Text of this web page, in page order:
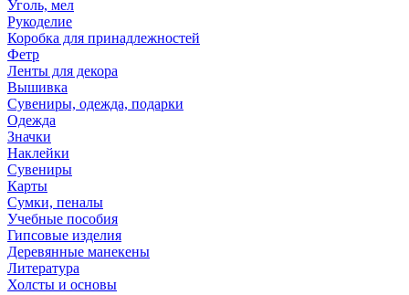
Уголь, мел
Рукоделие
Коробка для принадлежностей
Фетр
Ленты для декора
Вышивка
Сувениры, одежда, подарки
Одежда
Значки
Наклейки
Сувениры
Карты
Сумки, пеналы
Учебные пособия
Гипсовые изделия
Деревянные манекены
Литература
Холсты и основы